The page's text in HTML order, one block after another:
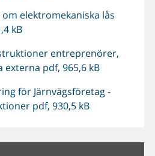
elektromekaniska lås
kB
entreprenörer,
pdf, 965,6 kB
för Järnvägsföretag -
pdf, 930,5 kB